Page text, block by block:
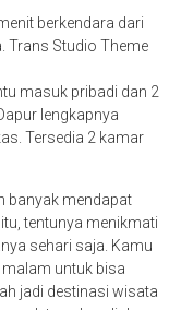
berkendara dari
Trans Studio Theme
masuk pribadi dan 2
lengkapnya
Tersedia 2 kamar
banyak mendapat
tentunya menikmati
sehari saja. Kamu
untuk bisa
jadi destinasi wisata